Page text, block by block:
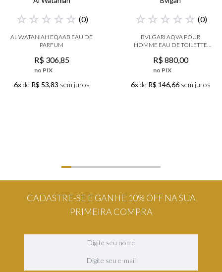
☆ ☆ ☆ ☆ ☆ (0)
AL WATANIAH EQAAB EAU DE
PARFUM
R$ 306,85
no PIX
6xde R$ 53,83 sem juros
☆ ☆ ☆ ☆ ☆ (0)
BVLGARI AQVA POUR
HOMME EAU DE TOILETTE
R$880,00
no PIX
6xde R$ 146,66sem juros
CADASTRE-SE E GANHE 10% OFF NA SUA
PRIMEIRA COMPRA